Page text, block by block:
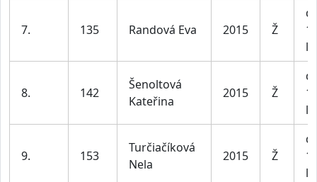
7. 135 Randová Eva 2015 Ž
8. 142
Šenoltová
Kateřina
2015 Ž
9. 153
Turčiačíková
Nela
2015 Ž